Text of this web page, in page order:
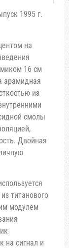
1995 г.
на
16 см
арамидная
из
смолы
Двойная
титанового
модулем
на сигнал и